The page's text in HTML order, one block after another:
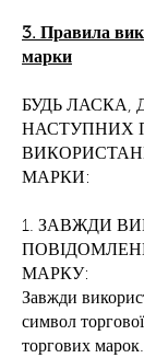
3. Правила
марки
БУДЬ ЛАСКА,
НАСТУПНИХ
МАРКИ:
1. ЗАВЖДИ
МАРКУ:
Завжди
символ
торгових